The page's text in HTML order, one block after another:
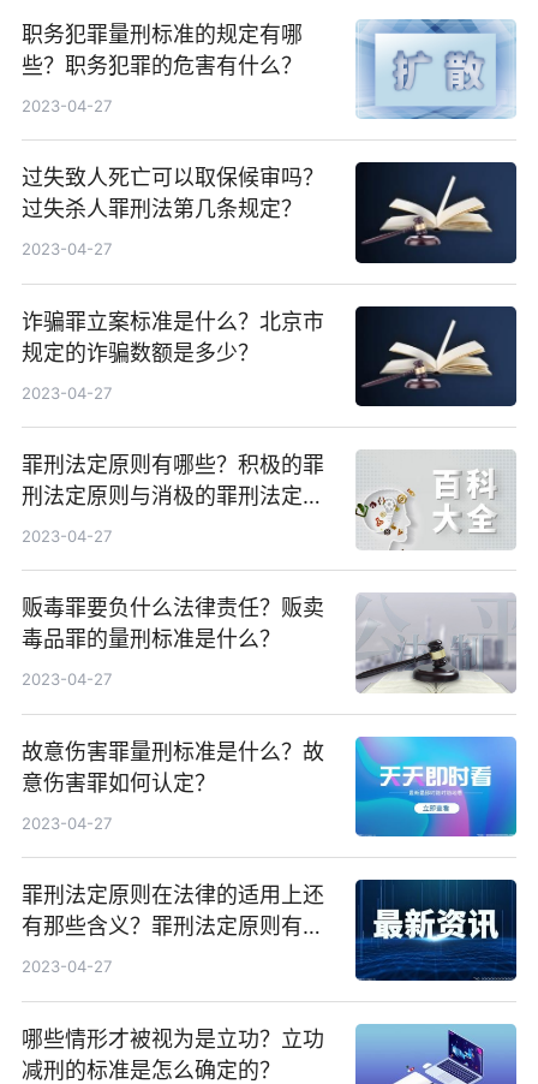
职务犯罪量刑标准的规定有哪
些？职务犯罪的危害有什么？
2023-04-27
过失致人死亡可以取保候审吗？
过失杀人罪刑法第几条规定？
2023-04-27
诈骗罪立案标准是什么？北京市
规定的诈骗数额是多少？
2023-04-27
罪刑法定原则有哪些？积极的罪
刑法定原则与消极的罪刑法定原
则分别有什么含义？
2023-04-27
贩毒罪要负什么法律责任？贩卖
毒品罪的量刑标准是什么？
2023-04-27
故意伤害罪量刑标准是什么？故
意伤害罪如何认定？
2023-04-27
罪刑法定原则在法律的适用上还
有那些含义？罪刑法定原则有哪
些？
2023-04-27
哪些情形才被视为是立功？立功
减刑的标准是怎么确定的？